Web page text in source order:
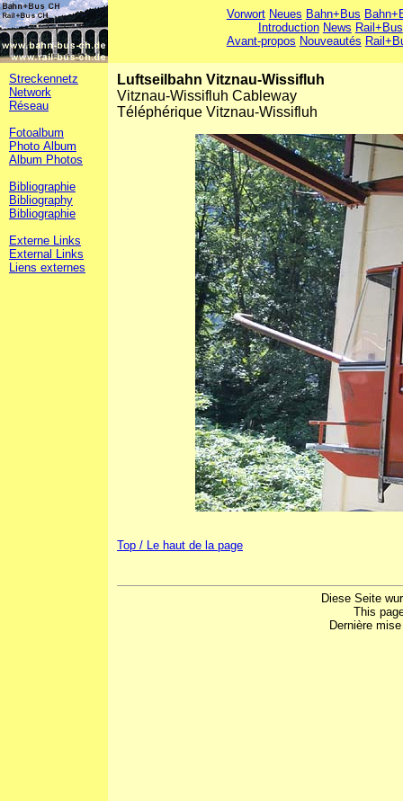
Vorwort Neues Bahn+Bus
Introduction News Rail+Bus
Avant-propos Nouveautés
Streckennetz
Network
Réseau
Fotoalbum
Photo Album
Album Photos
Bibliographie
Bibliography
Bibliographie
Externe Links
External Links
Liens externes
Luftseilbahn Vitznau-Wissifluh
Vitznau-Wissifluh Cableway
Téléphérique Vitznau-Wissifluh
Top / Le haut de la page
Diese Seite
This
Dernière